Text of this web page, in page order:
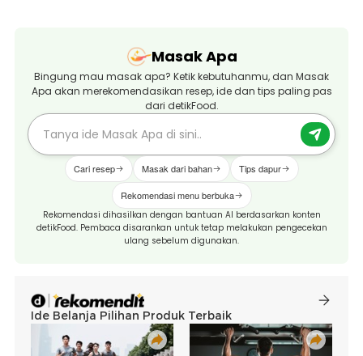
Masak Apa
Bingung mau masak apa? Ketik kebutuhanmu, dan Masak
Apa akan merekomendasikan resep, ide dan tips paling pas
dari detikFood.
Cari resep Masak dari bahan Tips dapur
Rekomendasi menu berbuka
Rekomendasi dihasilkan dengan bantuan AI berdasarkan konten
detikFood. Pembaca disarankan untuk tetap melakukan pengecekan
ulang sebelum digunakan.